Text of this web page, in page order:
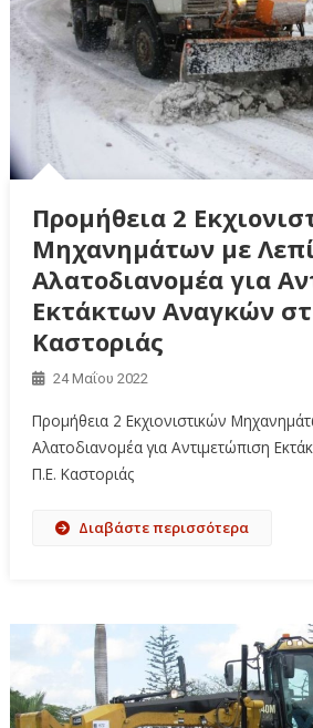
Προμήθεια 2
Μηχανημάτων με
Αλατοδιανομέα για
Εκτάκτων Αναγκών
Καστοριάς
24 Μαΐου 2022
Προμήθεια 2 Εκχιονιστικών
Αλατοδιανομέα για Αντιμετώπιση
Π.Ε. Καστοριάς
Διαβάστε περισσότερα